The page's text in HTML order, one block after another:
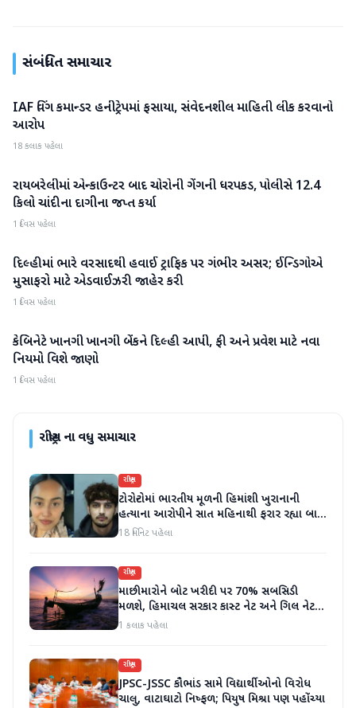
સંબંધિત સમાચાર
રાષ્ટ્રીય
IAF વિંગ કમાન્ડર હનીટ્રેપમાં ફસાયા, સંવેદનશીલ માહિતી લીક કરવાનો
આરોપ
18 કલાક પહેલા
રાષ્ટ્રીય
રાયબરેલીમાં એન્કાઉન્ટર બાદ ચોરોની ગેંગની ધરપકડ, પોલીસે 12.4
કિલો ચાંદીના દાગીના જપ્ત કર્યા
1 દિવસ પહેલા
રાષ્ટ્રીય
દિલ્હીમાં ભારે વરસાદથી હવાઈ ટ્રાફિક પર ગંભીર અસર; ઈન્ડિગોએ
મુસાફરો માટે એડવાઈઝરી જાહેર કરી
1 દિવસ પહેલા
રાષ્ટ્રીય
કેબિનેટે ખાનગી ખાનગી બેંકને દિલ્હી આપી, ફી અને પ્રવેશ માટે નવા
નિયમો વિશે જાણો
1 દિવસ પહેલા
રાષ્ટ્રીયના વધુ સમાચાર
રાષ્ટ્રીય
ટોરોન્ટોમાં ભારતીય મૂળની હિમાંશી ખુરાનાની
હત્યાના આરોપીને સાત મહિનાથી ફરાર રહ્યા બાદ
ધરપકડ કરવામાં આવી
18 મિનિટ પહેલા
રાષ્ટ્રીય
માછીમારોને બોટ ખરીદી પર 70% સબસિડી
મળશે, હિમાચલ સરકાર કાસ્ટ નેટ અને ગિલ નેટ
પર 90% સબસિડી આપશે
1 કલાક પહેલા
રાષ્ટ્રીય
JPSC-JSSC કૌભાંડ સામે વિદ્યાર્થીઓનો વિરોધ
ચાલુ, વાટાઘાટો નિષ્ફળ; પિયુષ મિશ્રા પણ પહોંચ્યા